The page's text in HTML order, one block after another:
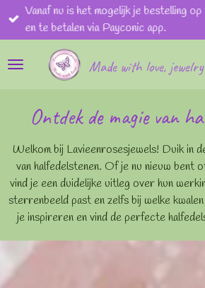
Ga
direct
de
hoofdinhoud
Made with love,
Vanaf nu is het mogelijk je bestelling
en te betalen via Payconic app.
Ontdek de magie van
Welkom bij Lavieenrosesjewels! Duik in
van halfedelstenen. Of je nu nieuw bent
vind je een duidelijke uitleg over hun
sterrenbeeld past en zelfs bij welke
je inspireren en vind de perfecte